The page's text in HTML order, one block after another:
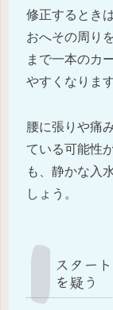
修正するとき
おへその周り
まで一本のカ
やすくなります
腰に張りや痛
ている可能性
も、静かな入
しょう。
スター
を疑う